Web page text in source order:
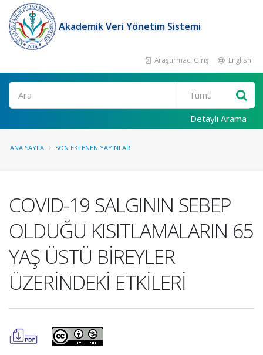
Akademik Veri Yönetim Sistemi
Araştırmacı Girişi English
Ara
Detaylı Arama
ANA SAYFA SON EKLENEN YAYINLAR
COVID-19 SALGININ SEBEP
OLDUĞU KISITLAMALARIN 65
YAŞ ÜSTÜ BİREYLER
ÜZERİNDEKİ ETKİLERİ